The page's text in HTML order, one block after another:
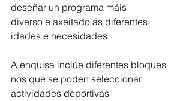
deseñar un programa máis
diverso e axeitado ás diferentes
idades e necesidades.
A enquisa inclúe diferentes bloques
nos que se poden seleccionar
actividades deportivas